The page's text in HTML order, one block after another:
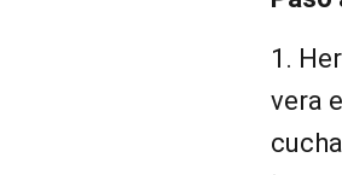
1.
vera